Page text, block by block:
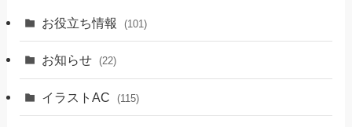
お役立ち情報 (101)
お知らせ (22)
イラストAC (115)